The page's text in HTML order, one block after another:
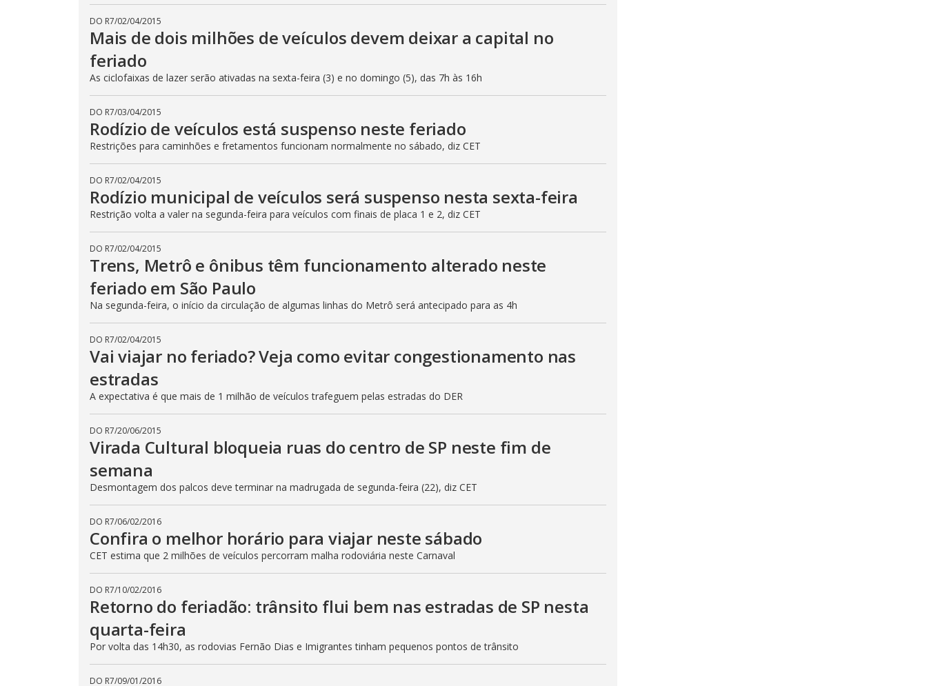
DO R7/02/04/2015
Mais de dois milhões de veículos devem deixar a capital no
feriado
As ciclofaixas de lazer serão ativadas na sexta-feira (3) e no domingo (5), das 7h às 16h
DO R7/03/04/2015
Rodízio de veículos está suspenso neste feriado
Restrições para caminhões e fretamentos funcionam normalmente no sábado, diz CET
DO R7/02/04/2015
Rodízio municipal de veículos será suspenso nesta sexta-feira
Restrição volta a valer na segunda-feira para veículos com finais de placa 1 e 2, diz CET
DO R7/02/04/2015
Trens, Metrô e ônibus têm funcionamento alterado neste
feriado em São Paulo
Na segunda-feira, o início da circulação de algumas linhas do Metrô será antecipado para as 4h
DO R7/02/04/2015
Vai viajar no feriado? Veja como evitar congestionamento nas
estradas
A expectativa é que mais de 1 milhão de veículos trafeguem pelas estradas do DER
DO R7/20/06/2015
Virada Cultural bloqueia ruas do centro de SP neste fim de
semana
Desmontagem dos palcos deve terminar na madrugada de segunda-feira (22), diz CET
DO R7/06/02/2016
Confira o melhor horário para viajar neste sábado
CET estima que 2 milhões de veículos percorram malha rodoviária neste Carnaval
DO R7/10/02/2016
Retorno do feriadão: trânsito flui bem nas estradas de SP nesta
quarta-feira
Por volta das 14h30, as rodovias Fernão Dias e Imigrantes tinham pequenos pontos de trânsito
DO R7/09/01/2016